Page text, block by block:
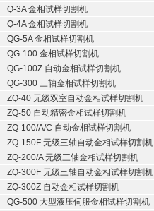
Q-3A 金相试样切割机
Q-4A 金相试样切割机
QG-5A 金相试样切割机
QG-100 金相试样切割机
QG-100Z 自动金相试样切割机
QG-300 三轴金相试样切割机
ZQ-40 无级双室自动金相试样切割机
ZQ-50 自动精密金相试样切割机
ZQ-100/A/C 自动金相试样切割机
ZQ-150F 无级三轴自动金相试样切割机
ZQ-200/A 无级三轴金相试样切割机
ZQ-300F 无级三轴自动金相试样切割机
ZQ-300Z 自动金相试样切割机
QG-500 大型液压伺服金相试样切割机